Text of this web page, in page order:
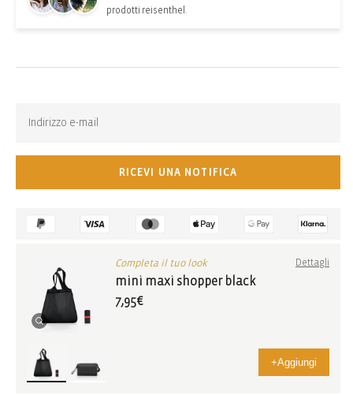
prodotti reisenthel.
RICEVI UNA NOTIFICA
Completa il tuo look Dettagli
mini maxi shopper black
7,95€
+Aggiungi